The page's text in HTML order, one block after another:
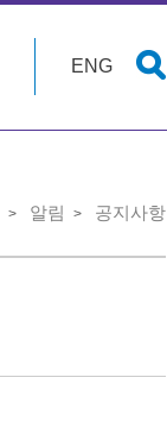
ENG
알림 공지사항